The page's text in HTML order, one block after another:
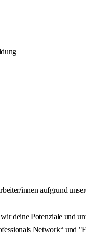
innen aufgrund
deine Potenziale und
Network“ und